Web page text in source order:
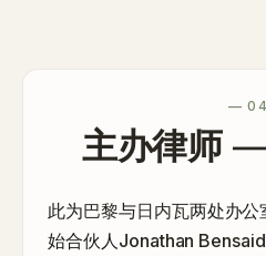
— 04
主办律师
此为巴黎与日内瓦两处办公
始合伙人Jonathan Bensaid